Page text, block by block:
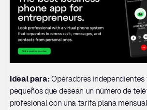
Ideal para: Operadores independientes
pequeños que desean un número de
profesional con una tarifa plana